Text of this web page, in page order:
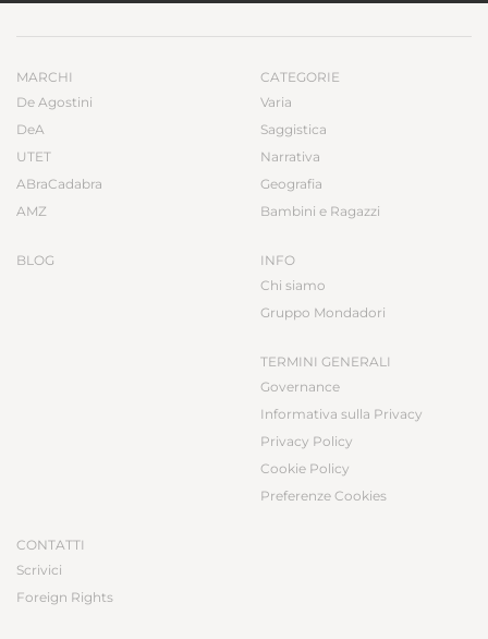
MARCHI
De Agostini
DeA
UTET
ABraCadabra
AMZ
BLOG
CATEGORIE
Varia
Saggistica
Narrativa
Geografia
Bambini e Ragazzi
INFO
Chi siamo
Gruppo Mondadori
TERMINI GENERALI
Governance
Informativa sulla Privacy
Privacy Policy
Cookie Policy
Preferenze Cookies
CONTATTI
Scrivici
Foreign Rights